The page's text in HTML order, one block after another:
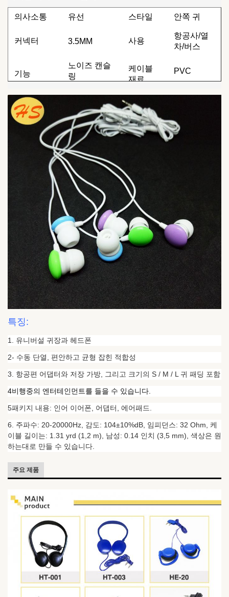
의사소통 유선 스타일 안쪽 귀
커넥터 3.5MM 사용
항공사/열
차/버스
기능
노이즈 캔슬
링
케이블
재료
PVC
크기 표면
ODM 사용 가능 표본 무료 샘플
특징:
1. 유니버설 귀장과 헤드폰
2- 수동 단열, 편안하고 균형 잡힌 적합성
3. 항공편 어댑터와 저장 가방, 그리고 크기의 S / M / L 귀 패딩 포함
4비행중의 엔터테인먼트를 들을 수 있습니다.
5패키지 내용: 인어 이어폰, 어댑터, 에어패드.
6. 주파수: 20-20000Hz, 감도: 104±10%dB, 임피던스: 32 Ohm, 케
이블 길이는: 1.31 yrd (1,2 m), 남성: 0.14 인치 (3,5 mm), 색상은 원
하는대로 만들 수 있습니다.
주요 제품